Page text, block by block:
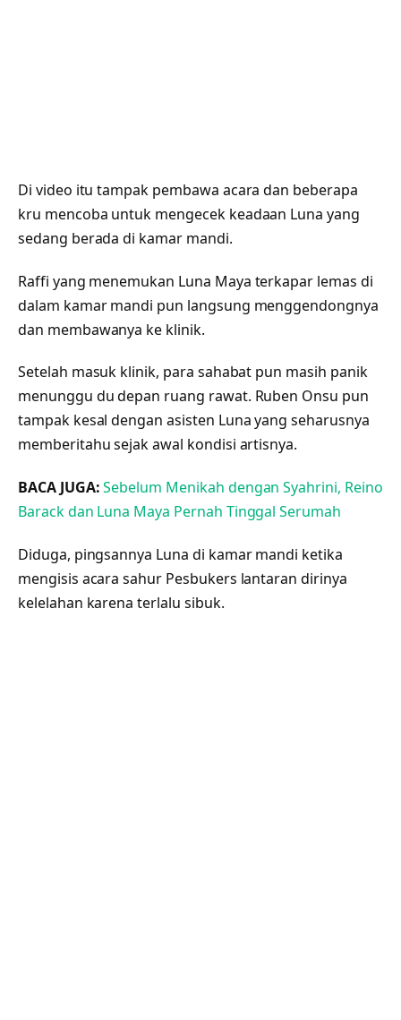
Di video itu tampak pembawa acara dan beberapa
kru mencoba untuk mengecek keadaan Luna yang
sedang berada di kamar mandi.
Raffi yang menemukan Luna Maya terkapar lemas di
dalam kamar mandi pun langsung menggendongnya
dan membawanya ke klinik.
Setelah masuk klinik, para sahabat pun masih panik
menunggu du depan ruang rawat. Ruben Onsu pun
tampak kesal dengan asisten Luna yang seharusnya
memberitahu sejak awal kondisi artisnya.
BACA JUGA: Sebelum Menikah dengan Syahrini, Reino
Barack dan Luna Maya Pernah Tinggal Serumah
Diduga, pingsannya Luna di kamar mandi ketika
mengisis acara sahur Pesbukers lantaran dirinya
kelelahan karena terlalu sibuk.